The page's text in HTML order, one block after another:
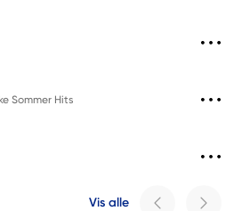
Sommer Hits
Vis alle